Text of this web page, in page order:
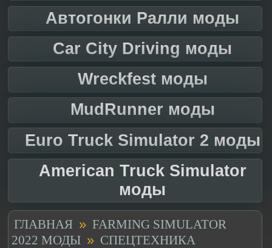
Автогонки Ралли моды
Car City Driving моды
Wreckfest моды
MudRunner моды
Euro Truck Simulator 2 моды
American Truck Simulator
моды
ГЛАВНАЯ » FARMING SIMULATOR
2022 МОДЫ » СПЕЦТЕХНИКА